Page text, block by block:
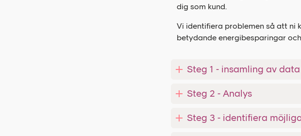
dig som kund.
Vi identifiera problemen så att ni
betydande energibesparingar
Steg 1 - insamling av data
Steg 2 - Analys
Steg 3 - identifiera